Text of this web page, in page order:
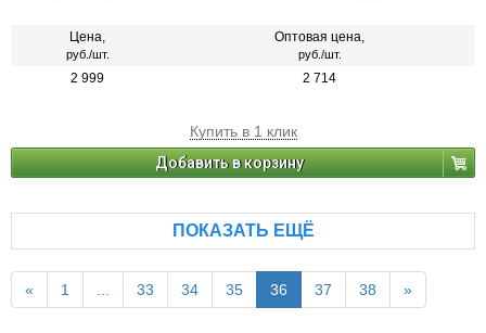
Цена,
руб./шт.
Оптовая цена,
руб./шт.
2 999 2 714
Купить в 1 клик
Добавить в корзину
ПОКАЗАТЬ ЕЩЁ
« 1 ... 33 34 35 36 37 38 »